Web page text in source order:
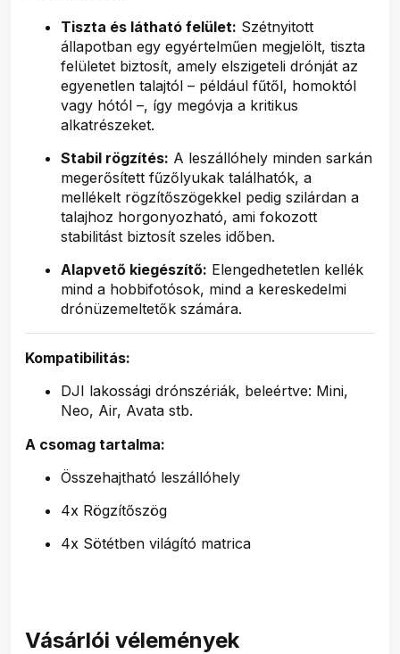
Tiszta és látható felület: Szétnyitott
állapotban egy egyértelműen megjelölt, tiszta
felületet biztosít, amely elszigeteli drónját az
egyenetlen talajtól – például fűtől, homoktól
vagy hótól –, így megóvja a kritikus
alkatrészeket.
Stabil rögzítés: A leszállóhely minden sarkán
megerősített fűzőlyukak találhatók, a
mellékelt rögzítőszögekkel pedig szilárdan a
talajhoz horgonyozható, ami fokozott
stabilitást biztosít szeles időben.
Alapvető kiegészítő: Elengedhetetlen kellék
mind a hobbifotósok, mind a kereskedelmi
drónüzemeltetők számára.
Kompatibilitás:
DJI lakossági drónszériák, beleértve: Mini,
Neo, Air, Avata stb.
A csomag tartalma:
Összehajtható leszállóhely
4x Rögzítőszög
4x Sötétben világító matrica
Vásárlói vélemények